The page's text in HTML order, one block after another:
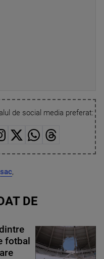
de social media preferat:
sac,
DE
fotbal